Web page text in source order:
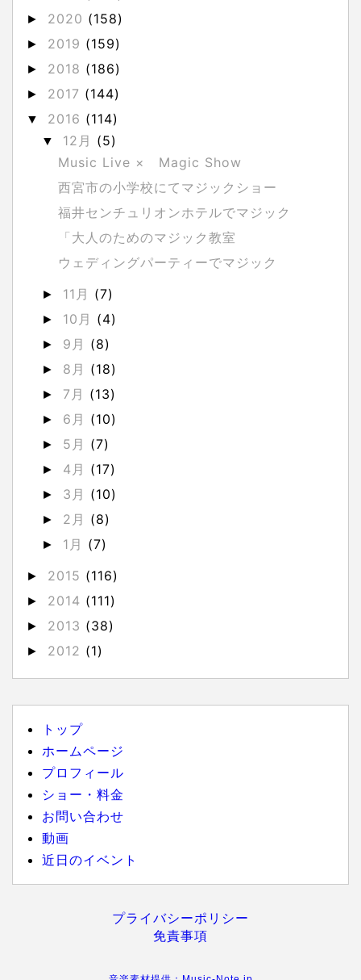
► 2020 (158)
► 2019 (159)
► 2018 (186)
► 2017 (144)
▼ 2016 (114)
▼ 12月 (5)
Music Live × Magic Show
西宮市の小学校にてマジックショー
福井センチュリオンホテルでマジック
「大人のためのマジック教室
ウェディングパーティーでマジック
► 11月 (7)
► 10月 (4)
► 9月 (8)
► 8月 (18)
► 7月 (13)
► 6月 (10)
► 5月 (7)
► 4月 (17)
► 3月 (10)
► 2月 (8)
► 1月 (7)
► 2015 (116)
► 2014 (111)
► 2013 (38)
► 2012 (1)
トップ
ホームページ
プロフィール
ショー・料金
お問い合わせ
動画
近日のイベント
プライバシーポリシー
免責事項